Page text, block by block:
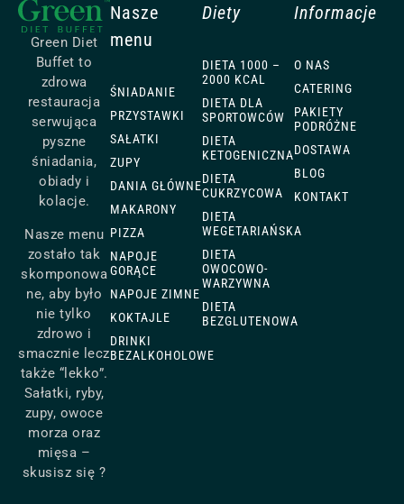
Green Diet
Buffet to
zdrowa
restauracja
serwująca
pyszne
śniadania,
obiady i
kolacje.
Nasze menu
zostało tak
skomponowa
ne, aby było
nie tylko
zdrowo i
smacznie lecz
także “lekko”.
Sałatki, ryby,
zupy, owoce
morza oraz
mięsa –
skusisz się ?
Nasze
menu
ŚNIADANIE
PRZYSTAWKI
SAŁATKI
ZUPY
DANIA GŁÓWNE
MAKARONY
PIZZA
NAPOJE
GORĄCE
NAPOJE ZIMNE
KOKTAJLE
DRINKI
BEZALKOHOLOWE
Diety
DIETA 1000 –
2000 KCAL
DIETA DLA
SPORTOWCÓW
DIETA
KETOGENICZNA
DIETA
CUKRZYCOWA
DIETA
WEGETARIAŃSKA
DIETA
OWOCOWO-
WARZYWNA
DIETA
BEZGLUTENOWA
Informacje
O NAS
CATERING
PAKIETY
PODRÓŻNE
DOSTAWA
BLOG
KONTAKT